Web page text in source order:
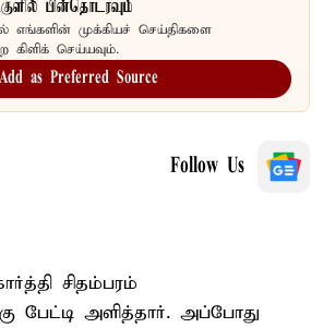
பின்தொடரவும்
எங்களின் முக்கியச் செய்திகளை
கிளிக் செய்யவும்.
Add as Preferred Source
Follow Us
சிதம்பரம்
பேட்டி அளித்தார். அப்போது